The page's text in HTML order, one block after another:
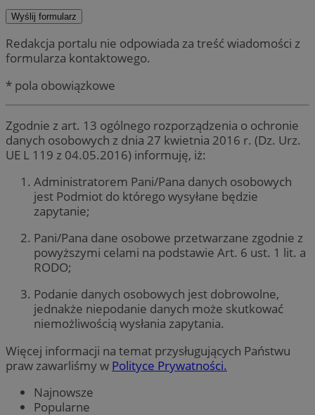
Redakcja portalu nie odpowiada za treść wiadomości z
formularza kontaktowego.
* pola obowiązkowe
Zgodnie z art. 13 ogólnego rozporządzenia o ochronie
danych osobowych z dnia 27 kwietnia 2016 r. (Dz. Urz.
UE L 119 z 04.05.2016) informuję, iż:
Administratorem Pani/Pana danych osobowych
jest Podmiot do którego wysyłane będzie
zapytanie;
Pani/Pana dane osobowe przetwarzane zgodnie z
powyższymi celami na podstawie Art. 6 ust. 1 lit. a
RODO;
Podanie danych osobowych jest dobrowolne,
jednakże niepodanie danych może skutkować
niemożliwością wysłania zapytania.
Więcej informacji na temat przysługujących Państwu
praw zawarliśmy w Polityce Prywatności.
Najnowsze
Popularne